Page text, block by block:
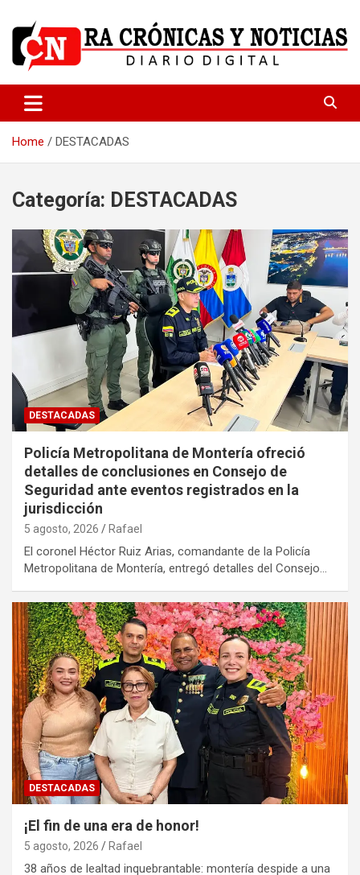
content
R.A Crónicas y Noticias
Home DESTACADAS
Categoría: DESTACADAS
DESTACADAS
Policía Metropolitana de Montería ofreció
detalles de conclusiones en Consejo de
Seguridad ante eventos registrados en la
jurisdicción
5 agosto, 2026 Rafael
El coronel Héctor Ruiz Arias, comandante de la Policía
Metropolitana de Montería, entregó detalles del Consejo…
DESTACADAS
¡El fin de una era de honor!
5 agosto, 2026 Rafael
38 años de lealtad inquebrantable: montería despide a una